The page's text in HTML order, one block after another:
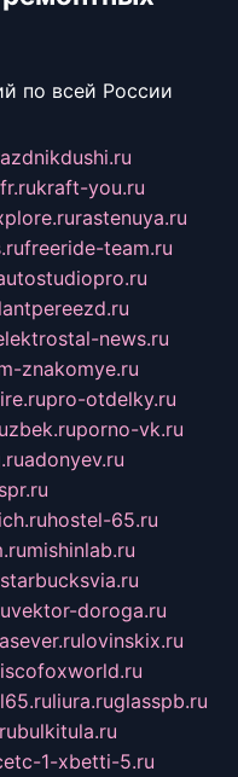
по всей России
kraft-you.ru
rastenuya.ru
freeride-team.ru
news.ru
znakomye.ru
pro-otdelky.ru
porno-vk.ru
adonyev.ru
hostel-65.ru
mishinlab.ru
starbucksvia.ru
vektor-doroga.ru
lovinskix.ru
liura.ruglasspb.ru
bulkitula.ru
1-xbetti-5.ru